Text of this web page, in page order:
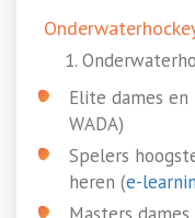
Elite dames en
WADA)
Spelers
heren (e-